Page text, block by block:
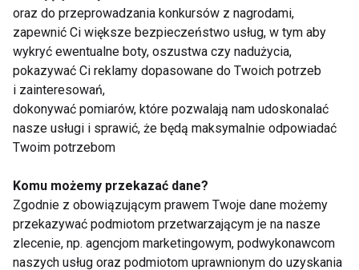
Dieta
Mrożone jogurtowe
batoniki z owocami –
zdrowy deser bez
Chłodnik proteinowy z
pieczonych buraków i
skyru – lekki obiad na
oraz do przeprowadzania konkursów z nagrodami,
zapewnić Ci większe bezpieczeństwo usług, w tym aby
wykryć ewentualne boty, oszustwa czy nadużycia,
pokazywać Ci reklamy dopasowane do Twoich potrzeb
i zainteresowań,
dokonywać pomiarów, które pozwalają nam udoskonalać
nasze usługi i sprawić, że będą maksymalnie odpowiadać
Twoim potrzebom
Komu możemy przekazać dane?
Zgodnie z obowiązującym prawem Twoje dane możemy
przekazywać podmiotom przetwarzającym je na nasze
zlecenie, np. agencjom marketingowym, podwykonawcom
naszych usług oraz podmiotom uprawnionym do uzyskania